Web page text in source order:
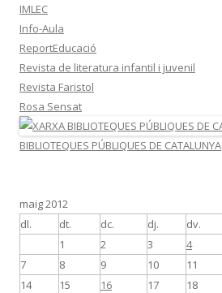
IMLEC
Info-Aula
ReportEducació
Revista de literatura infantil i juvenil
Revista Faristol
Rosa Sensat
BIBLIOTEQUES PÚBLIQUES DE CATALUNYA
maig 2012
dl.
dt. dc. dj. dv.
1 2 3 4
7
8 9 10 11
14
15 16 17 18